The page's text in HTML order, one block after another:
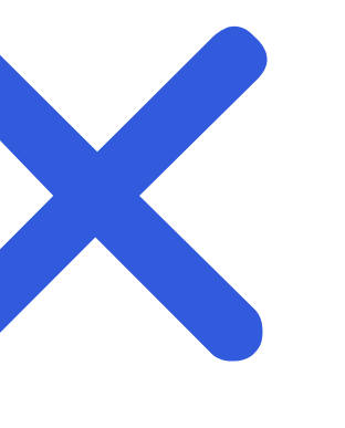
ditt med oss
ideen din om til en kraftfull digital opplevelse?